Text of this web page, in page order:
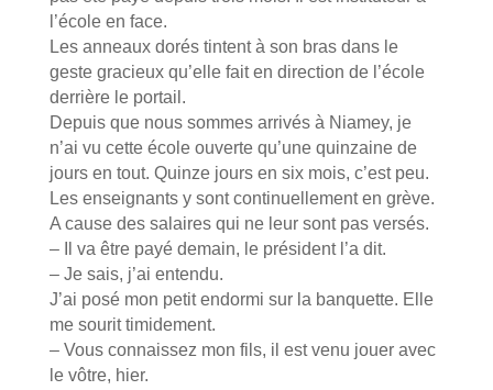
l’école en face.
Les anneaux dorés tintent à son bras dans le
geste gracieux qu’elle fait en direction de l’école
derrière le portail.
Depuis que nous sommes arrivés à Niamey, je
n’ai vu cette école ouverte qu’une quinzaine de
jours en tout. Quinze jours en six mois, c’est peu.
Les enseignants y sont continuellement en grève.
A cause des salaires qui ne leur sont pas versés.
– Il va être payé demain, le président l’a dit.
– Je sais, j’ai entendu.
J’ai posé mon petit endormi sur la banquette. Elle
me sourit timidement.
– Vous connaissez mon fils, il est venu jouer avec
le vôtre, hier.